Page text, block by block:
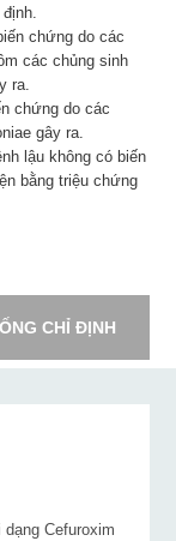
chứng do các
các chủng sinh
ra.
chứng do các
gây ra.
lậu không có biến
bằng triệu chứng
CHỈ ĐỊNH
Cefuroxim